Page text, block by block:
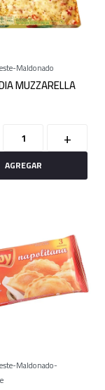
Maldonado
MUZZARELLA
+
Maldonado